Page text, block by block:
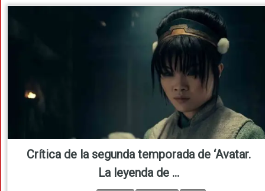
Crítica de la segunda temporada de ‘Avatar.
La leyenda de ...